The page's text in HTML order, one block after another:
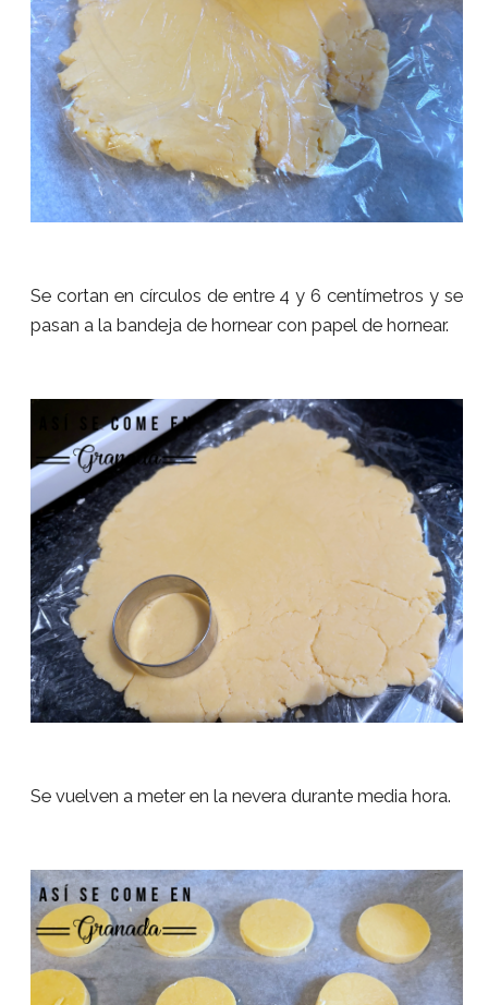
Se cortan en círculos de entre 4 y 6 centímetros y se
pasan a la bandeja de hornear con papel de hornear.
Se vuelven a meter en la nevera durante media hora.